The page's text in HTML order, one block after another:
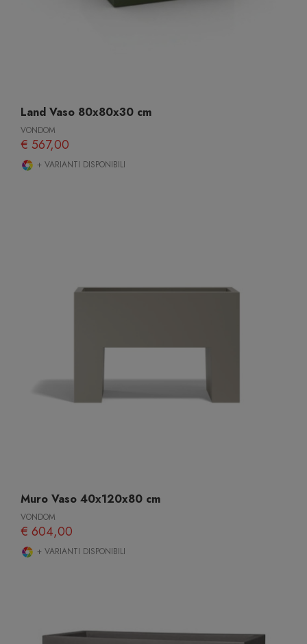
Land Vaso 80x80x30 cm
VONDOM
€ 567,00
+ VARIANTI DISPONIBILI
Muro Vaso 40x120x80 cm
VONDOM
€ 604,00
+ VARIANTI DISPONIBILI